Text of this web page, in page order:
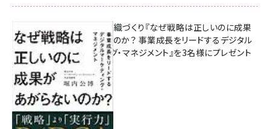
成果を生む組織づくり『なぜ戦略は正しいのに成果
があがらないのか？ 事業成長をリードするデジタル
マーケティング・マネジメント』を3名様にプレゼント
8月7日 10:00